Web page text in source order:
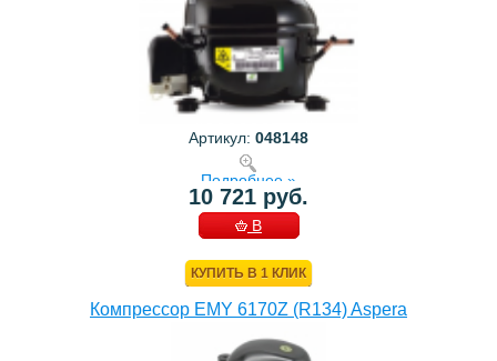
Артикул: 048148
Подробнее »
10 721 руб.
В
КУПИТЬ В 1 КЛИК
Компрессор EMY 6170Z (R134) Aspera